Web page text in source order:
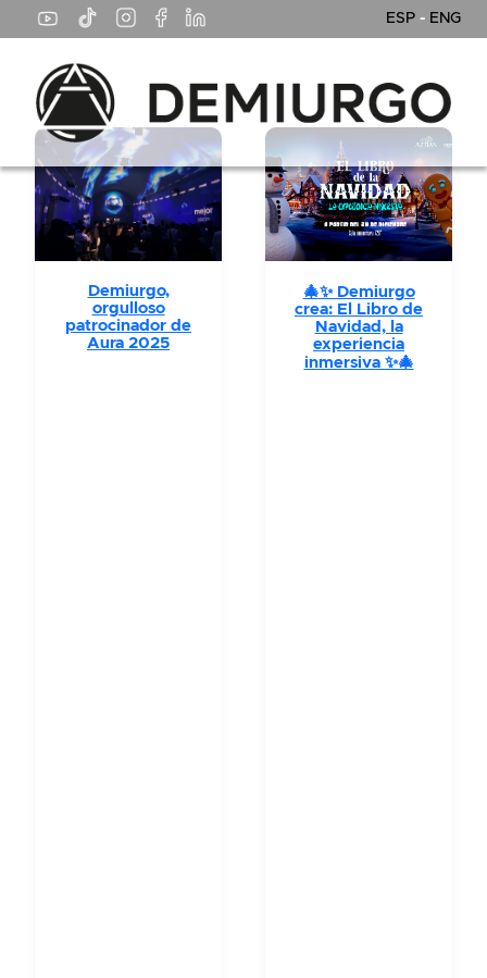
ESP - ENG
Demiurgo,
orgulloso
patrocinador de
Aura 2025
🎄✨ Demiurgo
crea: El Libro de
Navidad, la
experiencia
inmersiva ✨🎄